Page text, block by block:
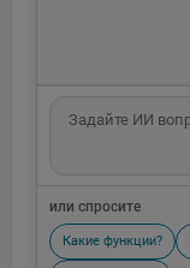
или спросите
Какие функции?